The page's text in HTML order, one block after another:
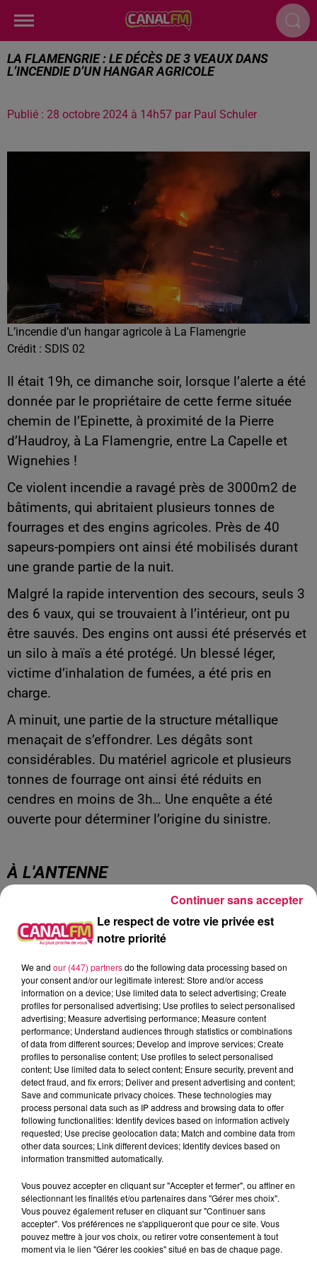
LA FLAMENGRIE : LE DÉCÈS DE 3 VEAUX DANS
L’INCENDIE D’UN HANGAR AGRICOLE
Publié : 28 octobre 2024 à 14h57 par Paul Schuler
L’incendie d’un hangar agricole à La Flamengrie
Crédit : SDIS 02
Il était 19h, ce dimanche soir, lorsque l’alerte a été
donnée par le propriétaire de cette ferme située
chemin de l’Epinette, à proximité de la Pierre
d’Haudroy, à La Flamengrie, entre La Capelle et
Wignehies !
Ce violent incendie a ravagé près de 3000m2 de
bâtiments, qui abritaient plusieurs tonnes de
fourrages et des engins agricoles. Près de 40
sapeurs-pompiers ont ainsi été mobilisés durant
une grande partie de la nuit.
Malgré la rapide intervention des secours, seuls 3
des 6 vaux, qui se trouvaient à l’intérieur, ont pu
être sauvés. Des engins ont aussi été préservés et
un silo à maïs a été protégé. Un blessé léger,
victime d’inhalation de fumées, a été pris en
charge.
A minuit, une partie de la structure métallique
menaçait de s’effondrer. Les dégâts sont
considérables. Du matériel agricole et plusieurs
tonnes de fourrage ont ainsi été réduits en
cendres en moins de 3h… Une enquête a été
ouverte pour déterminer l’origine du sinistre.
À L'ANTENNE
6h00 - 9h00
Le réveil de Canal FM
7h11
7h11 7h08
7h08 6h57
6h57
Le respect de votre vie privée est
notre priorité
We and our (447) partnersdo the following data processing based on
your consent and/or our legitimate interest: Store and/or access
information on a device; Use limited data to select advertising; Create
profiles for personalised advertising; Use profiles to select personalised
advertising; Measure advertising performance; Measure content
performance; Understand audiences through statistics or combinations
of data from different sources; Develop and improve services; Create
profiles to personalise content; Use profiles to select personalised
content; Use limited data to select content; Ensure security, prevent and
detect fraud, and fix errors; Deliver and present advertising and content;
Save and communicate privacy choices. These technologies may
process personal data such as IP address and browsing data to offer
following functionalities: Identify devices based on information actively
requested; Use precise geolocation data; Match and combine data from
other data sources; Link different devices; Identify devices based on
information transmitted automatically.
Vous pouvez accepter en cliquant sur "Accepter et fermer", ou affiner en
sélectionnant les finalités et/ou partenaires dans "Gérer mes choix".
Vous pouvez également refuser en cliquant sur "Continuer sans
accepter". Vos préférences ne s'appliqueront que pour ce site. Vous
pouvez mettre à jour vos choix, ou retirer votre consentement à tout
moment via le lien "Gérer les cookies" situé en bas de chaque page.
Continuer sans accepter